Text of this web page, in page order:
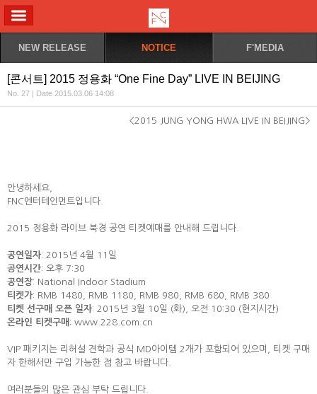
NEW RELEASE NOTICE F'MEDIA
[콘서트] 2015 정용화 “One Fine Day” LIVE IN BEIJING
No. 27 | Date 2015.03.06 14:08
<2015 JUNG YONG HWA LIVE IN BEIJING>
안녕하세요,
FNC엔터테인먼트입니다.
2015 정용화 라이브 북경 공연 티켓예매를 안내해 드립니다.
공연일자: 2015년 4월 11일
공연시간: 오후 7:30
공연장: National Indoor Stadium
티켓가: RMB 1480, RMB 1180, RMB 980, RMB 680, RMB 380
티켓 선구매 오픈 일자: 2015년 3월 10일 (화), 오전 10:30 (현지시간)
온라인 티켓구매 : www.228.com.cn
VIP 패키지는 리허설 견학과 공식 MD아이템 2개가 포함되어 있으며, 티켓 구매
자 한해서만 구입 가능한 점 참고 바랍니다.
여러분들의 많은 관심 부탁 드립니다.